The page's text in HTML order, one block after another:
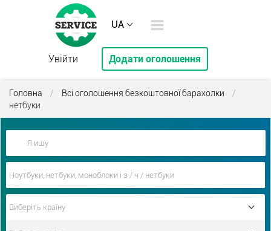
UA
Увійти Додати оголошення
Головна / Всі оголошення безкоштовної барахолки
/
нетбуки